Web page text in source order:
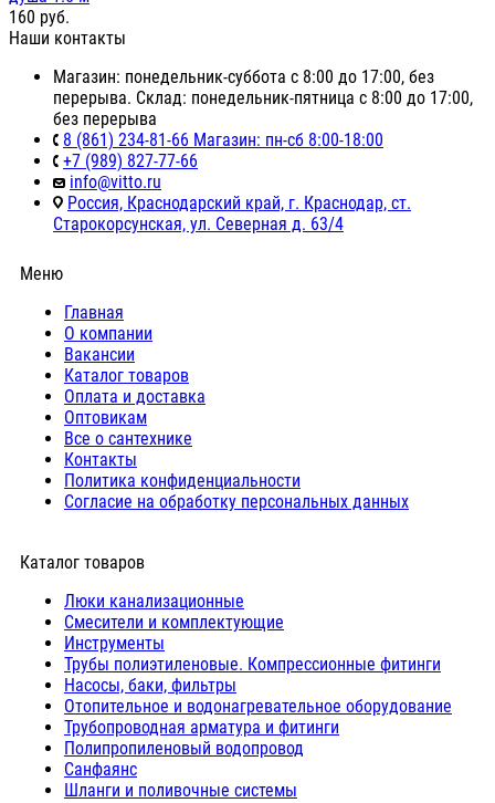
160 руб.
Наши контакты
Магазин: понедельник-суббота с 8:00 до 17:00, без
перерыва. Склад: понедельник-пятница с 8:00 до 17:00,
без перерыва
8 (861) 234-81-66 Магазин: пн-сб 8:00-18:00
+7 (989) 827-77-66
info@vitto.ru
Россия, Краснодарский край, г. Краснодар, ст.
Старокорсунская, ул. Северная д. 63/4
Меню
Главная
О компании
Вакансии
Каталог товаров
Оплата и доставка
Оптовикам
Все о сантехнике
Контакты
Политика конфиденциальности
Согласие на обработку персональных данных
Каталог товаров
Люки канализационные
Cмесители и комплектующие
Инструменты
Трубы полиэтиленовые. Компрессионные фитинги
Насосы, баки, фильтры
Отопительное и водонагревательное оборудование
Трубопроводная арматура и фитинги
Полипропиленовый водопровод
Санфаянс
Шланги и поливочные системы